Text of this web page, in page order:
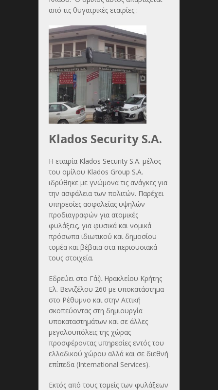
από τις θυγατρικές εταιρίες :
Klados Security S.A.
Η εταιρία Klados Security S.A. μέλος
του ομίλου Klados Group S.A.
ιδρύθηκε με γνώμονα τις ανάγκες για
την ασφάλεια των πολιτών. Παρέχει
υπηρεσίες ασφαλείας υψηλών
προδιαγραφών για ατομικές
φυλάξεις, για φυσικά και νομικά
πρόσωπα ιδιωτικού και δημοσίου
τομέα και βέβαια στα περιουσιακά
τους στοιχεία.
Εδρεύει στο Γάζι Ηρακλείου Κρήτης
Ελ. Βενιζέλου 260 με υποκατάστημα
στο Ρέθυμνο και στην Αττική
σκοπεύοντας στη δημιουργία
υποκαταστημάτων και σε άλλες
μεγαλουπόλεις της χώρας
προσφέροντας υπηρεσίες εντός του
ελλαδικού χώρου αλλά και σε διεθνή
επίπεδα (International Services).
Εκτός από τους τομείς των φυλάξεων